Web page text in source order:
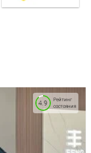
Рейтинг
состояния
4.9